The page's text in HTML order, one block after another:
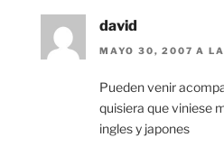
david
MAYO 30, 2007 A
Pueden venir
quisiera que viniese
ingles y japones